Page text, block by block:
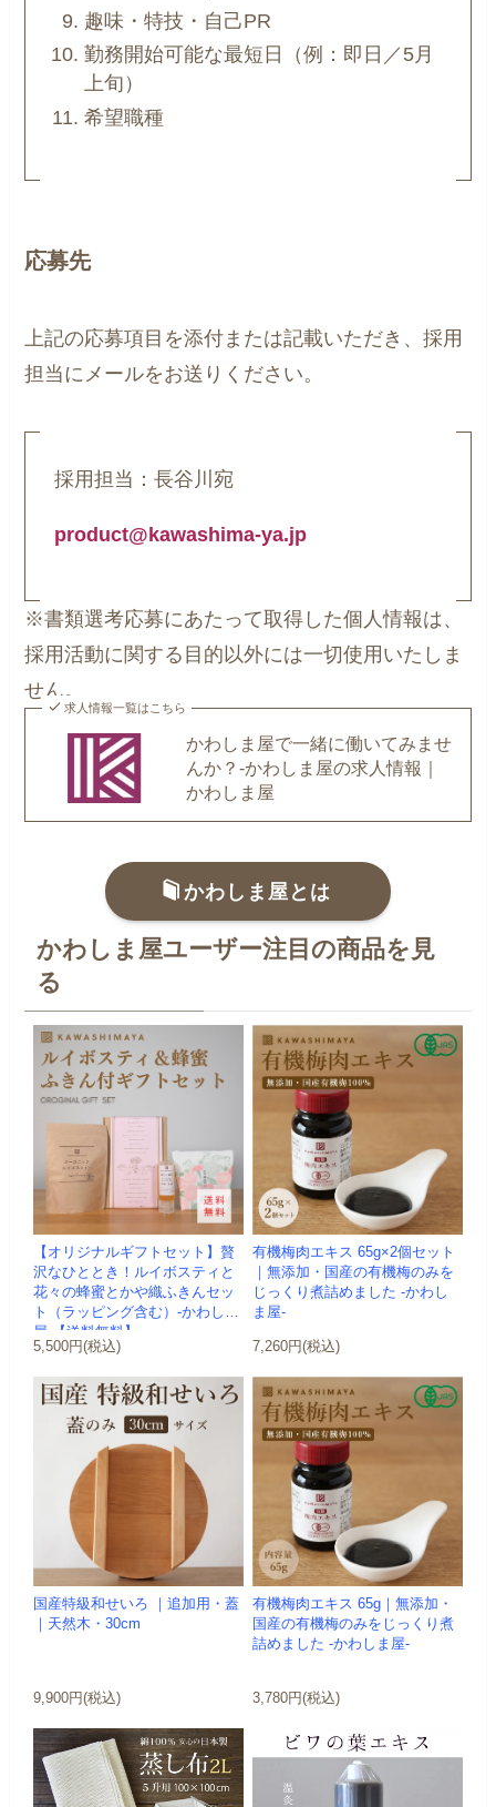
趣味・特技・自己PR
勤務開始可能な最短日（例：即日／5月
上旬）
希望職種
応募先
上記の応募項目を添付または記載いただき、採用
担当にメールをお送りください。
採用担当：長谷川宛
product@kawashima-ya.jp
※書類選考応募にあたって取得した個人情報は、
採用活動に関する目的以外には一切使用いたしま
せん。
求人情報一覧はこちら
かわしま屋で一緒に働いてみませ
んか？-かわしま屋の求人情報｜
かわしま屋
かわしま屋とは
かわしま屋ユーザー注目の商品を見
る
【オリジナルギフトセット】贅
沢なひととき！ルイボスティと
花々の蜂蜜とかや織ふきんセッ
ト（ラッピング含む）-かわしま
屋-【送料無料】
5,500円(税込)
有機梅肉エキス 65g×2個セット
｜無添加・国産の有機梅のみを
じっくり煮詰めました -かわし
ま屋-
7,260円(税込)
国産特級和せいろ ｜追加用・蓋
｜天然木・30cm
9,900円(税込)
有機梅肉エキス 65g｜無添加・
国産の有機梅のみをじっくり煮
詰めました -かわしま屋-
3,780円(税込)